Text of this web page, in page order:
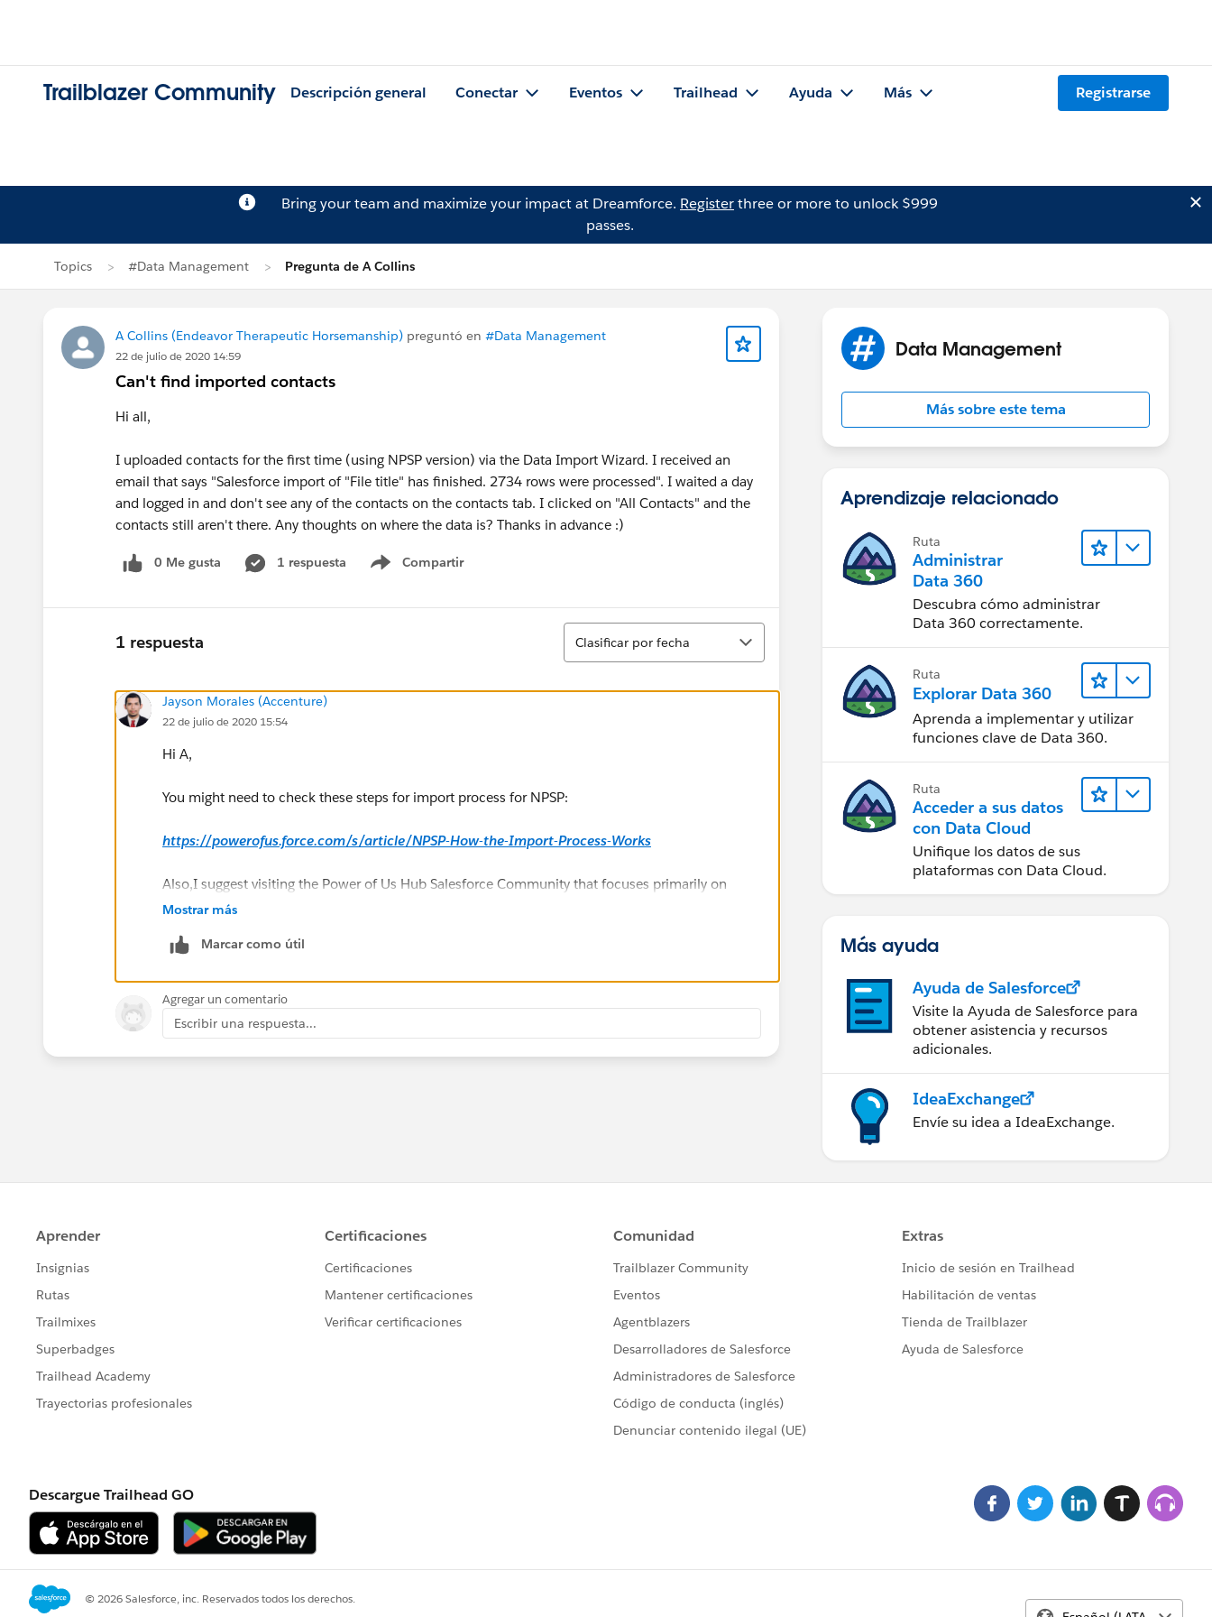
Trailblazer Community Descripción general Conectar Eventos Trailhead Ayuda Más Registrarse
Bring your team and maximize your impact at Dreamforce. Registerthree or more to unlock $999
passes.
Topics #Data Management Pregunta de A Collins
A Collins (Endeavor Therapeutic Horsemanship) preguntó en #Data Management
22 de julio de 2020 14:59
Can't find imported contacts
Hi all,
I uploaded contacts for the first time (using NPSP version) via the Data Import Wizard. I received an
email that says "Salesforce import of "File title" has finished. 2734 rows were processed". I waited a day
and logged in and don't see any of the contacts on the contacts tab. I clicked on "All Contacts" and the
contacts still aren't there. Any thoughts on where the data is? Thanks in advance :)
0 Me gusta 1 respuesta Compartir
Show menu
1 respuesta
Ordenar
Clasificar por fecha
Jayson Morales (Accenture)
22 de julio de 2020 15:54
Hi A,
You might need to check these steps for import process for NPSP:
https://powerofus.force.com/s/article/NPSP-How-the-Import-Process-Works
Also,I suggest visiting the Power of Us Hub Salesforce Community that focuses primarily on
Non-Profit.
https://www.salesforce.org/help/power-of-us-hub/
You may be able to get a quicker answer if you post there. Thank you!
Regards,
Mostrar más
Marcar como útil
Agregar un comentario
Escribir una respuesta...
Data Management
Más sobre este tema
Aprendizaje relacionado
Ruta
Administrar
Data 360
Descubra cómo administrar
Data 360 correctamente.
Ruta
Explorar Data 360
Aprenda a implementar y utilizar
funciones clave de Data 360.
Ruta
Acceder a sus datos
con Data Cloud
Unifique los datos de sus
plataformas con Data Cloud.
Más ayuda
Ayuda de Salesforce
Visite la Ayuda de Salesforce para
obtener asistencia y recursos
adicionales.
IdeaExchange
Envíe su idea a IdeaExchange.